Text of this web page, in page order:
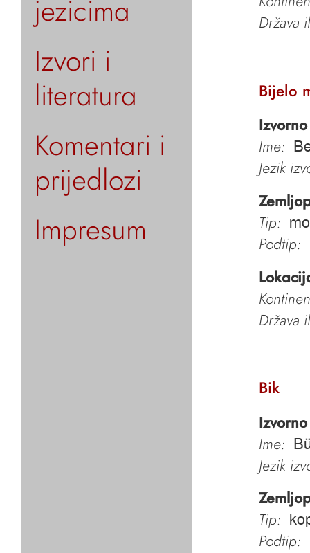
jezicima
Izvori i
literatura
Komentari i
prijedlozi
Impresum
Država
Bijelo
Ime:
Jezik
Tip:
Podtip:
Država
Bik
Ime:
Jezik
Tip:
Podtip: